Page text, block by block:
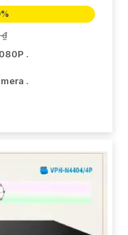
₫
.
.